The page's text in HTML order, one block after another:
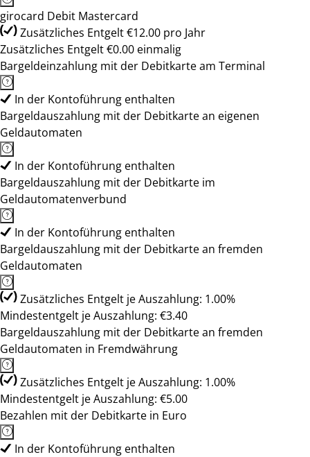
girocard Debit Mastercard
Zusätzliches Entgelt €12.00 pro Jahr
Zusätzliches Entgelt €0.00 einmalig
Bargeldeinzahlung mit der Debitkarte am Terminal
In der Kontoführung enthalten
Bargeldauszahlung mit der Debitkarte an eigenen
Geldautomaten
In der Kontoführung enthalten
Bargeldauszahlung mit der Debitkarte im
Geldautomatenverbund
In der Kontoführung enthalten
Bargeldauszahlung mit der Debitkarte an fremden
Geldautomaten
Zusätzliches Entgelt je Auszahlung: 1.00%
Mindestentgelt je Auszahlung: €3.40
Bargeldauszahlung mit der Debitkarte an fremden
Geldautomaten in Fremdwährung
Zusätzliches Entgelt je Auszahlung: 1.00%
Mindestentgelt je Auszahlung: €5.00
Bezahlen mit der Debitkarte in Euro
In der Kontoführung enthalten